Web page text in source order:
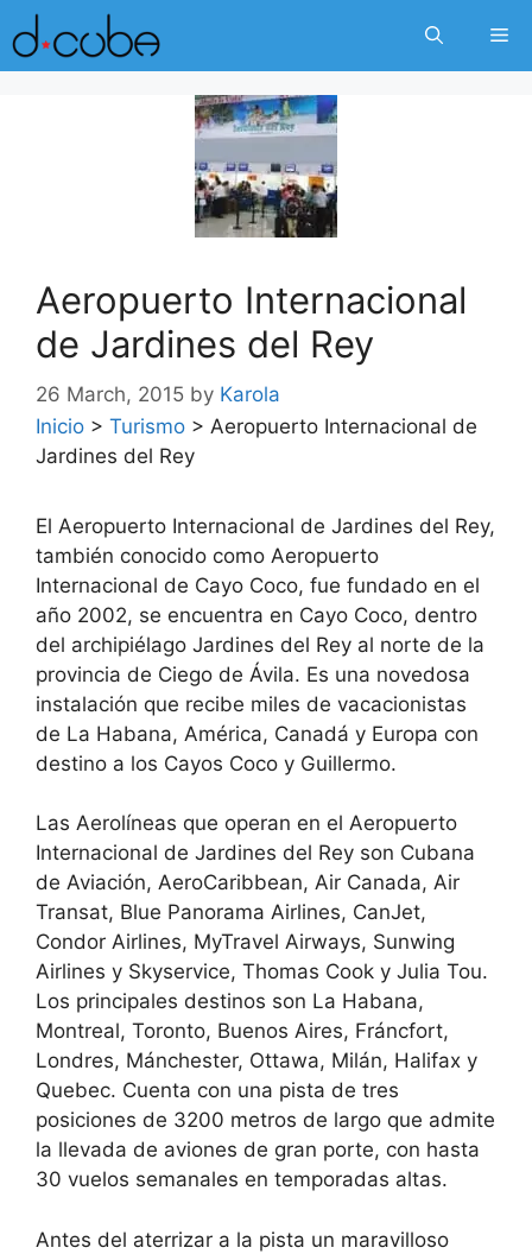
Skip
to
content
Aeropuerto Internacional
de Jardines del Rey
26 March, 2015 by Karola
Inicio > Turismo > Aeropuerto Internacional de
Jardines del Rey
El Aeropuerto Internacional de Jardines del Rey,
también conocido como Aeropuerto
Internacional de Cayo Coco, fue fundado en el
año 2002, se encuentra en Cayo Coco, dentro
del archipiélago Jardines del Rey al norte de la
provincia de Ciego de Ávila. Es una novedosa
instalación que recibe miles de vacacionistas
de La Habana, América, Canadá y Europa con
destino a los Cayos Coco y Guillermo.
Las Aerolíneas que operan en el Aeropuerto
Internacional de Jardines del Rey son Cubana
de Aviación, AeroCaribbean, Air Canada, Air
Transat, Blue Panorama Airlines, CanJet,
Condor Airlines, MyTravel Airways, Sunwing
Airlines y Skyservice, Thomas Cook y Julia Tou.
Los principales destinos son La Habana,
Montreal, Toronto, Buenos Aires, Fráncfort,
Londres, Mánchester, Ottawa, Milán, Halifax y
Quebec. Cuenta con una pista de tres
posiciones de 3200 metros de largo que admite
la llevada de aviones de gran porte, con hasta
30 vuelos semanales en temporadas altas.
Antes del aterrizar a la pista un maravilloso